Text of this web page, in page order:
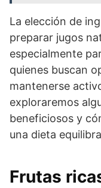
La elección de
preparar jugos
especialmente
quienes buscan
mantenerse
exploraremos
beneficiosos y
una dieta
Frutas